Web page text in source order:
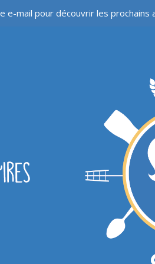
e-mail pour découvrir les